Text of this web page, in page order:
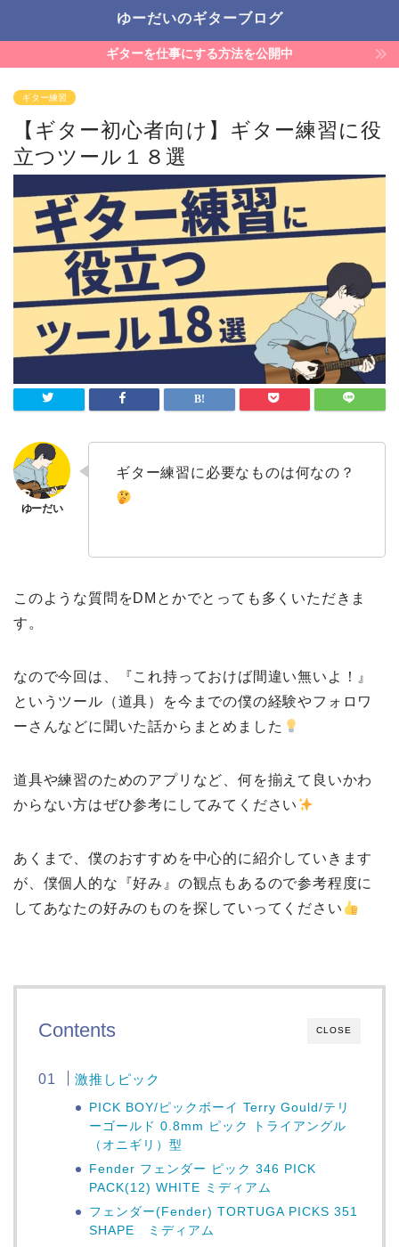
ゆーだいのギターブログ
ギターを仕事にする方法を公開中
ギター練習
【ギター初心者向け】ギター練習に役
立つツール１８選
ギター練習に必要なものは何なの？
このような質問をDMとかでとっても多くいただきま
す。
なので今回は、『これ持っておけば間違い無いよ！』
というツール（道具）を今までの僕の経験やフォロワ
ーさんなどに聞いた話からまとめました
道具や練習のためのアプリなど、何を揃えて良いかわ
からない方はぜひ参考にしてみてください
あくまで、僕のおすすめを中心的に紹介していきます
が、僕個人的な『好み』の観点もあるので参考程度に
してあなたの好みのものを探していってください
CLOSE
Contents
激推しピック
PICK BOY/ピックボーイ Terry Gould/テリ
ーゴールド 0.8mm ピック トライアングル
（オニギリ）型
Fender フェンダー ピック 346 PICK
PACK(12) WHITE ミディアム
フェンダー(Fender) TORTUGA PICKS 351
SHAPE ミディアム